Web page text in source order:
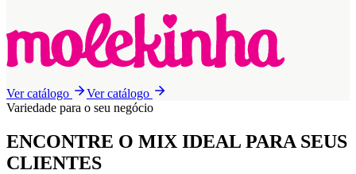
Ver catálogo
Ver catálogo
Variedade para o seu negócio
ENCONTRE O MIX IDEAL PARA SEUS
CLIENTES